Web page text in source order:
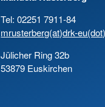
Tel: 02251 7911-84
mrusterberg(at)drk-
Jülicher Ring 32b
53879 Euskirchen